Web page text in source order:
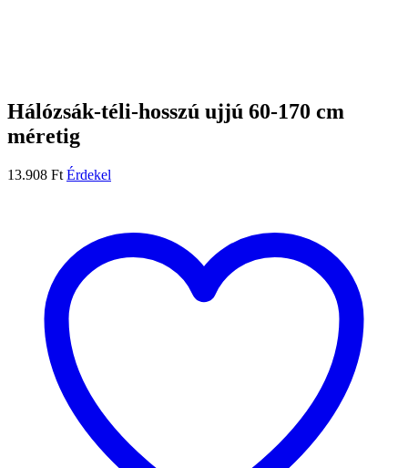
Hálózsák-téli-hosszú ujjú 60-170 cm
méretig
13.908 Ft Érdekel